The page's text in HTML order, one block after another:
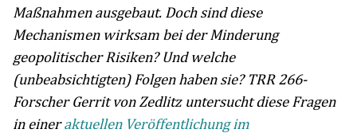
Maßnahmen ausgebaut. Doch sind diese
Mechanismen wirksam bei der Minderung
geopolitischer Risiken? Und welche
(unbeabsichtigten) Folgen haben sie? TRR 266-
Forscher Gerrit von Zedlitz untersucht diese Fragen
in eineraktuellen Veröffentlichung im